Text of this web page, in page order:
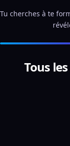
Tu cherches à te
Tous